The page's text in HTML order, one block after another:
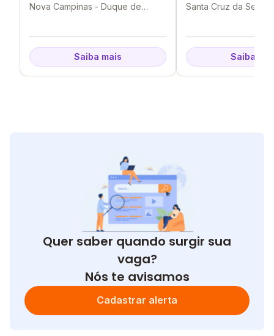
Nova Campinas - Duque de
Saiba mais
Santa Cruz da Serra
Saiba
Quer saber quando surgir sua
vaga?
Nós te avisamos
Cadastrar alerta